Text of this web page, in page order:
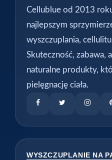
Cellublue od 2013
najlepszym
wyszczuplania,
Skuteczność, zabawa,
naturalne produkty,
pielęgnację ciała.
WYSZCZUPLANIE NA